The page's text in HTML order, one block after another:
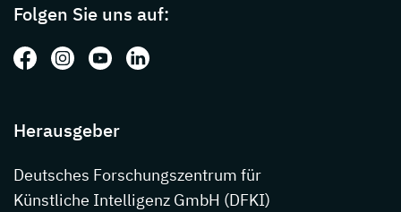
Folgen Sie uns auf:
Folgen Sie uns auf: Facebook
Folgen Sie uns auf: Instagram
Folgen Sie uns auf: Youtube
Folgen Sie uns auf: LinkedIn
Herausgeber
Deutsches Forschungszentrum für
Künstliche Intelligenz GmbH (DFKI)